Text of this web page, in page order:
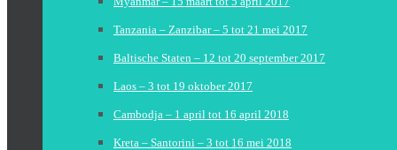
Tanzania – Zanzibar – 5 tot 21 mei 2017
Baltische Staten – 12 tot 20 september 2017
Laos – 3 tot 19 oktober 2017
Cambodja – 1 april tot 16 april 2018
Kreta – Santorini – 3 tot 16 mei 2018